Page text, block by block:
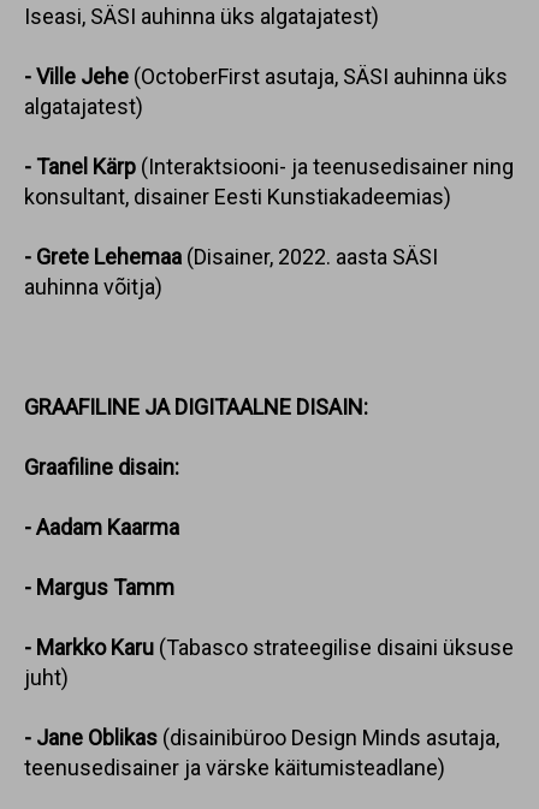
Iseasi, SÄSI auhinna üks algatajatest)
- Ville Jehe (OctoberFirst asutaja, SÄSI auhinna üks
algatajatest)
- Tanel Kärp (Interaktsiooni- ja teenusedisainer ning
konsultant, disainer Eesti Kunstiakadeemias)
- Grete Lehemaa (Disainer, 2022. aasta SÄSI
auhinna võitja)
GRAAFILINE JA DIGITAALNE DISAIN:
Graafiline disain:
- Aadam Kaarma
- Margus Tamm
- Markko Karu (Tabasco strateegilise disaini üksuse
juht)
- Jane Oblikas (disainibüroo Design Minds asutaja,
teenusedisainer ja värske käitumisteadlane)